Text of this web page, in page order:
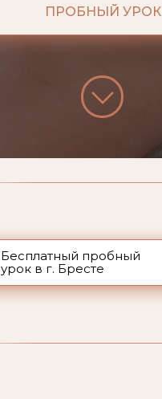
ПРОБНЫЙ УРОК
Бесплатный пробный
урок в г. Бресте